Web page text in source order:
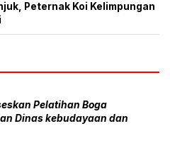
Peternak Koi Kelimpungan
Pelatihan Boga
Dinas kebudayaan dan